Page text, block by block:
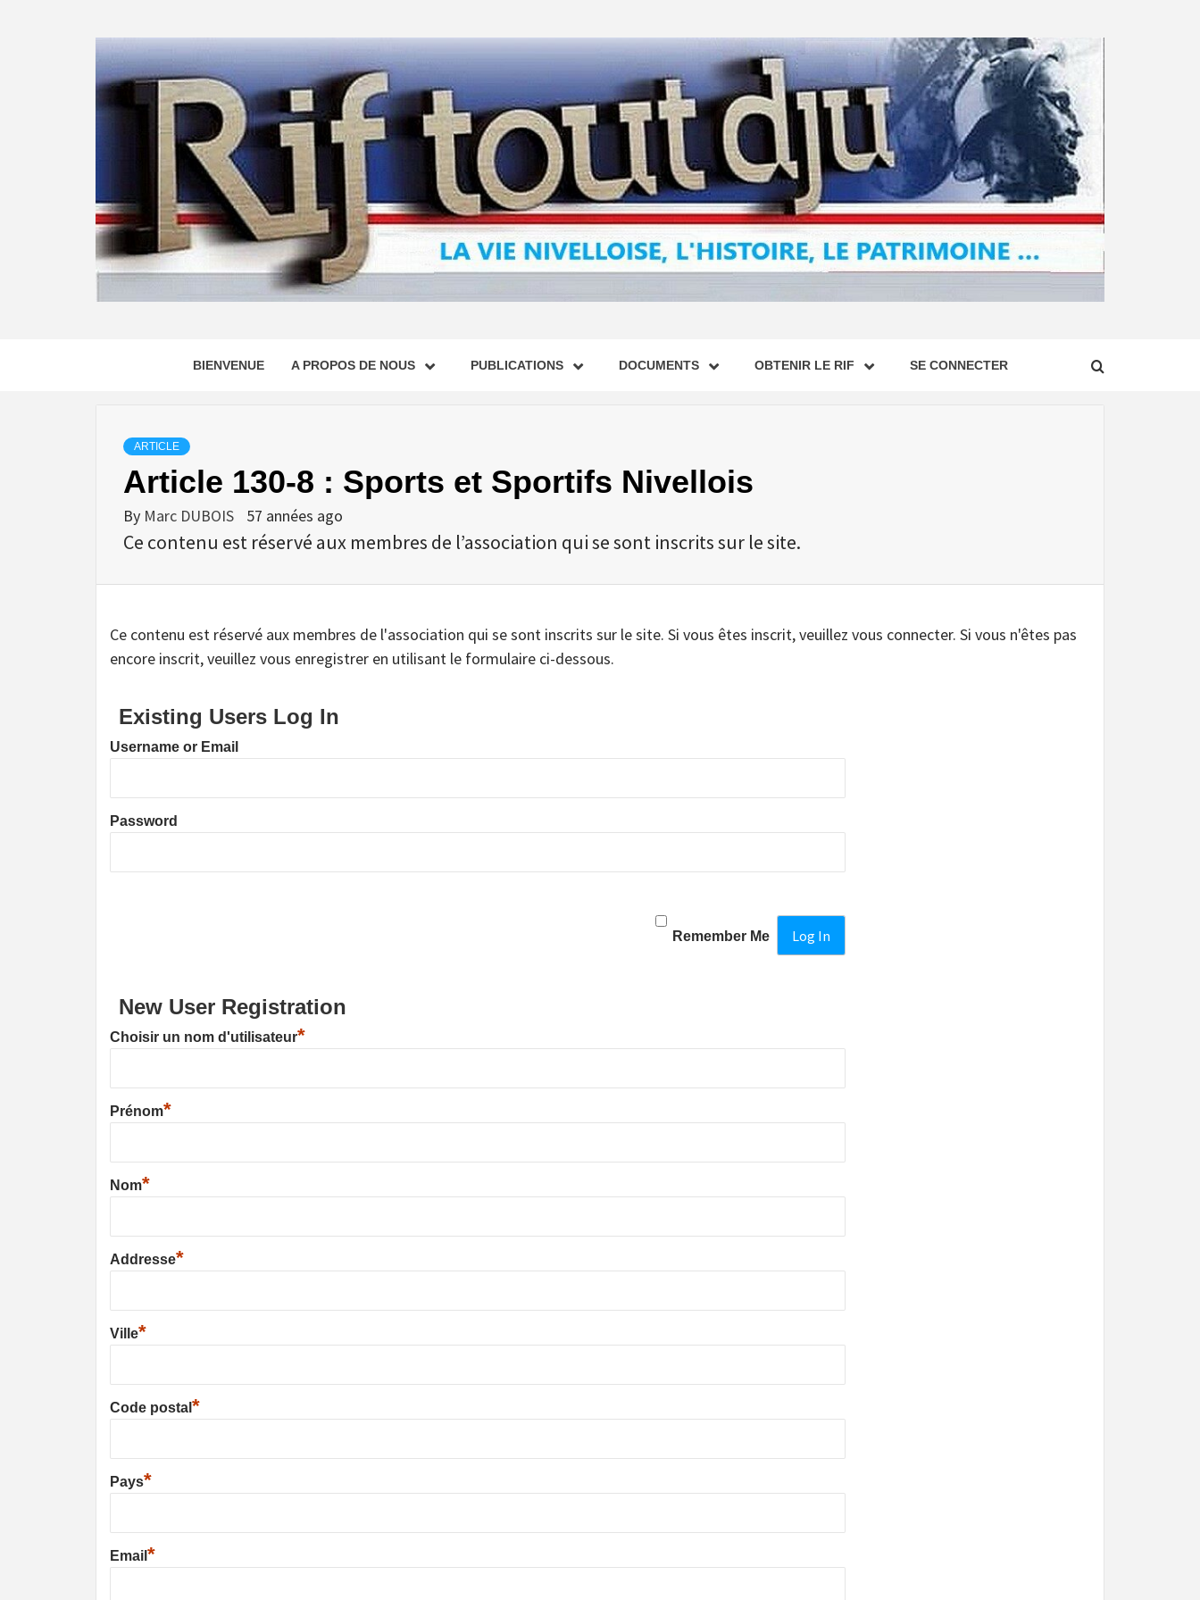
BIENVENUE A PROPOS DE NOUS PUBLICATIONS DOCUMENTS OBTENIR LE RIF SE CONNECTER
ARTICLE
Article 130-8 : Sports et Sportifs Nivellois
By Marc DUBOIS 57 années ago
Ce contenu est réservé aux membres de l’association qui se sont inscrits sur le site.
Ce contenu est réservé aux membres de l'association qui se sont inscrits sur le site. Si vous êtes inscrit, veuillez vous connecter. Si vous n'êtes pas
encore inscrit, veuillez vous enregistrer en utilisant le formulaire ci-dessous.
Existing Users Log In
Username or Email
Password
Remember Me
New User Registration
Choisir un nom d'utilisateur*
Prénom*
Nom*
Addresse*
Ville*
Code postal *
Pays*
Email *